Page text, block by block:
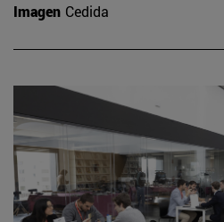
Imagen Cedida